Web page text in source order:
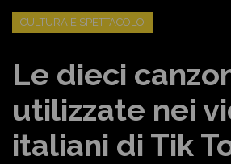
CULTURA E SPETTACOLO
Le dieci
utilizzate nei
italiani di Tik